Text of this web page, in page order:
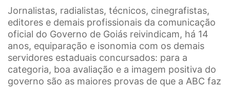
Jornalistas, radialistas, técnicos, cinegrafistas,
editores e demais profissionais da comunicação
oficial do Governo de Goiás reivindicam, há 14
anos, equiparação e isonomia com os demais
servidores estaduais concursados: para a
categoria, boa avaliação e a imagem positiva do
governo são as maiores provas de que a ABC faz